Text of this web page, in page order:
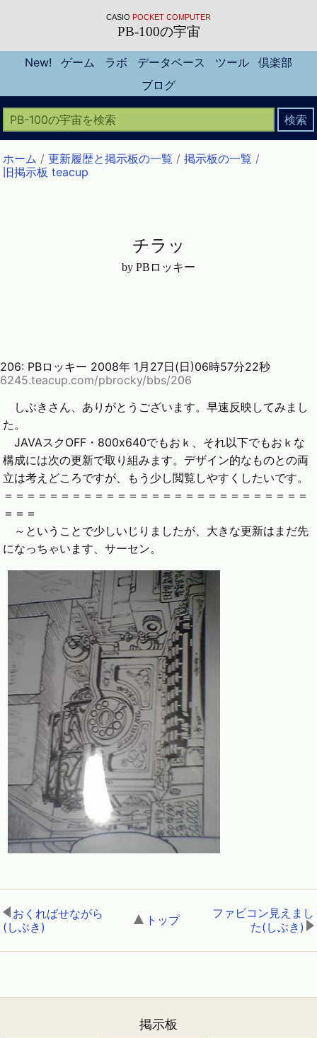
CASIO POCKET COMPUTER
PB-100の宇宙
New! ゲーム ラボ データベース ツール
倶楽部
ブログ
ホーム /更新履歴と掲示板の一覧 /掲示板の一覧 /
旧掲示板 teacup
チラッ
by PBロッキー
206: PBロッキー 2008年 1月27日(日)06時57分22秒
6245.teacup.com/pbrocky/bbs/206
しぶきさん、ありがとうございます。早速反映してみまし
た。
JAVAスクOFF・800x640でもおｋ、それ以下でもおｋな
構成には次の更新で取り組みます。デザイン的なものとの両
立は考えどころですが、もう少し閲覧しやすくしたいです。
＝＝＝＝＝＝＝＝＝＝＝＝＝＝＝＝＝＝＝＝＝＝＝＝＝＝＝
＝＝＝
～ということで少しいじりましたが、大きな更新はまだ先
になっちゃいます、サーセン。
おくればせながら
(しぶき)
トップ,
ファビコン見えまし
た(しぶき)
掲示板